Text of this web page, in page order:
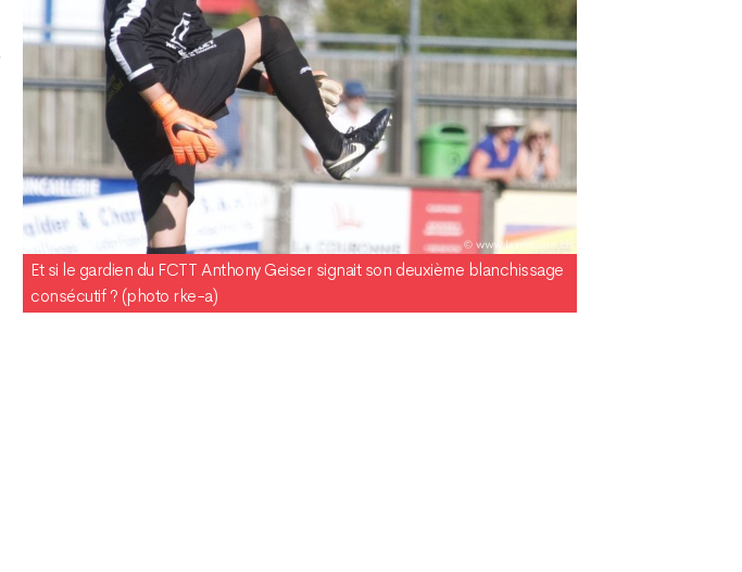
Et si le gardien du FCTT Anthony Geiser signait son deuxième blanchissage
consécutif ? (photo rke-a)